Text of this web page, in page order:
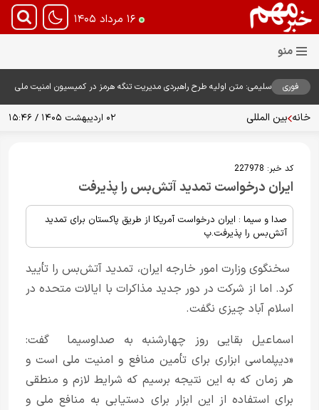
۱۶ مرداد ۱۴۰۵
فوری
سلیمی: متن اولیه طرح راهبردی مدیریت تنگه هرمز در کمیسیون امنیت ملی
خانه بین المللی ۰۲ اردیبهشت ۱۴۰۵ / ۱۵:۴۶
کد خبر: 227978
ایران درخواست تمدید آتش‌بس را پذیرفت
صدا و سیما : ایران درخواست آمریکا از طریق پاکستان برای تمدید
آتش‌بس را پذیرفت.پ
سخنگوی وزارت امور خارجه ایران، تمدید آتش‌بس را تأیید
کرد. اما از شرکت در دور جدید مذاکرات با ایالات متحده در
اسلام آباد چیزی نگفت.
اسماعیل بقایی روز چهارشنبه به صداوسیما گفت:
«دیپلماسی ابزاری برای تأمین منافع و امنیت ملی است و
هر زمان که به این نتیجه برسیم که شرایط لازم و منطقی
برای استفاده از این ابزار برای دستیابی به منافع ملی و